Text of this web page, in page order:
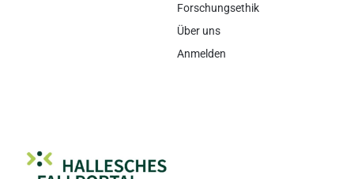
Forschungsethik
Über uns
Anmelden